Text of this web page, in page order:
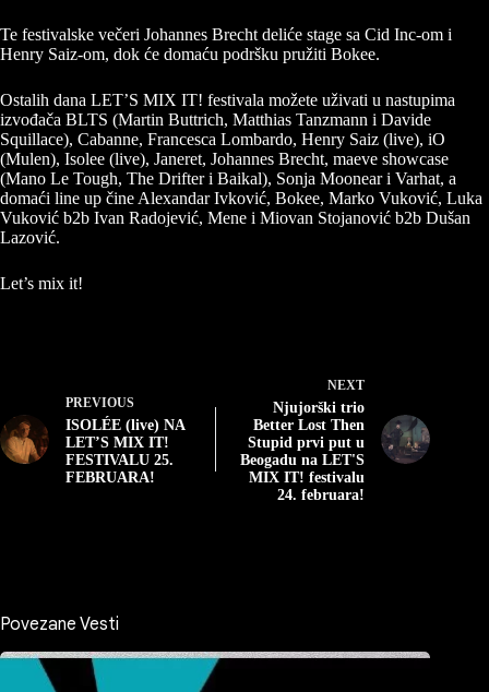
Te festivalske večeri Johannes Brecht deliće stage sa Cid Inc-om i
Henry Saiz-om, dok će domaću podršku pružiti Bokee.
Ostalih dana LET’S MIX IT! festivala možete uživati u nastupima
izvođača BLTS (Martin Buttrich, Matthias Tanzmann i Davide
Squillace), Cabanne, Francesca Lombardo, Henry Saiz (live), iO
(Mulen), Isolee (live), Janeret, Johannes Brecht, maeve showcase
(Mano Le Tough, The Drifter i Baikal), Sonja Moonear i Varhat, a
domaći line up čine Alexandar Ivković, Bokee, Marko Vuković, Luka
Vuković b2b Ivan Radojević, Mene i Miovan Stojanović b2b Dušan
Lazović.
Let’s mix it!
PREVIOUS
ISOLÉE (live) NA
LET’S MIX IT!
FESTIVALU 25.
FEBRUARA!
NEXT
Njujorški trio
Better Lost Then
Stupid prvi put u
Beogadu na LET'S
MIX IT! festivalu
24. februara!
Povezane Vesti